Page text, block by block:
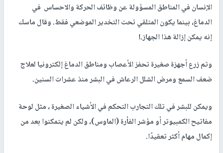
الإنسان في المناطق المسؤولة عن وظائف الحركة والاحساس في
الدماغ، بينما يكون المتلقي تحت التخدير الموضعي فقط. وقال ماسك
إنه يمكن إزالة هذا الجهاز.ا
وتم زرع أجهزة صغيرة تحفز الأعصاب ومناطق الدماغ إلكترونيا لعلاج
ضعف السمع ومرض الشلل الرعاش في البشر منذ عشرات السنين.
ويمكن للبشر في تلك التجارب التحكم في الأشياء الصغيرة ، مثل لوحة
مفاتيح الكمبيوتر أو مؤشر الفأرة (الماوس)، ولكن لم يتمكنوا بعد من
إكمال مهام أكثر تعقيدًا.